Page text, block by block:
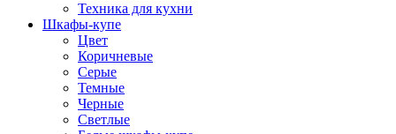
Техника для кухни
Шкафы-купе
Цвет
Коричневые
Серые
Темные
Черные
Светлые